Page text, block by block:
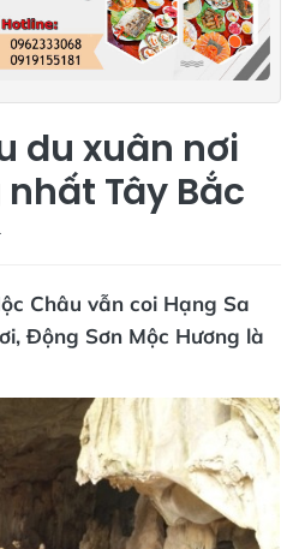
du xuân nơi
Tây Bắc
Châu vẫn coi Hạng Sa
Động Sơn Mộc Hương là